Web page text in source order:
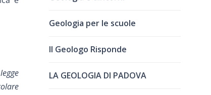
Geologia per le scuole
Il Geologo Risponde
LA GEOLOGIA DI PADOVA